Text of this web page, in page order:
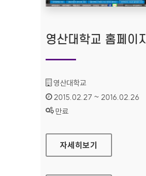
영산대학교 홈페이지
기관명 :
영산대학교
인증기간 :
2015.02.27 ~ 2016.02.26
상태 :
만료
영산대학교 홈페이지
자세히보기